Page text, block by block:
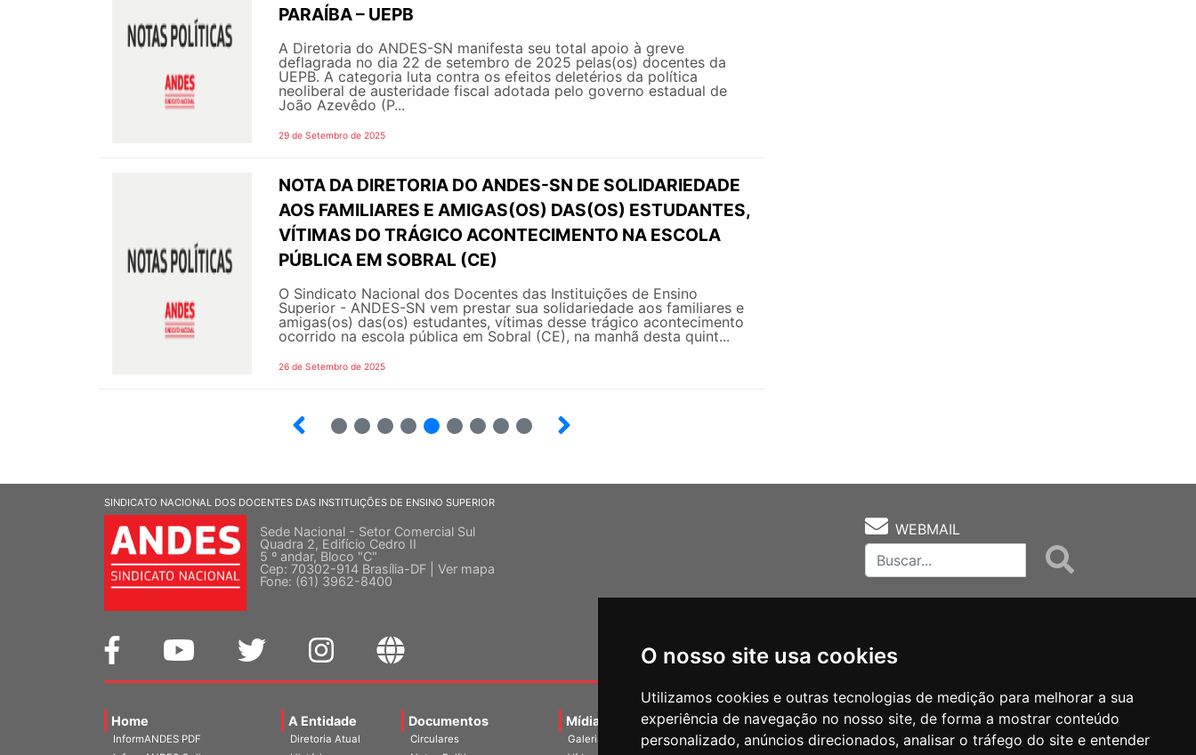
O nosso site usa cookies
Utilizamos cookies e outras tecnologias de medição para melhorar a sua
experiência de navegação no nosso site, de forma a mostrar conteúdo
personalizado, anúncios direcionados, analisar o tráfego do site e entender
PARAÍBA – UEPB
A Diretoria do ANDES-SN manifesta seu total apoio à greve
deflagrada no dia 22 de setembro de 2025 pelas(os) docentes da
UEPB. A categoria luta contra os efeitos deletérios da política
neoliberal de austeridade fiscal adotada pelo governo estadual de
João Azevêdo (P...
29 de Setembro de 2025
NOTA DA DIRETORIA DO ANDES-SN DE SOLIDARIEDADE
AOS FAMILIARES E AMIGAS(OS) DAS(OS) ESTUDANTES,
VÍTIMAS DO TRÁGICO ACONTECIMENTO NA ESCOLA
PÚBLICA EM SOBRAL (CE)
O Sindicato Nacional dos Docentes das Instituições de Ensino
Superior - ANDES-SN vem prestar sua solidariedade aos familiares e
amigas(os) das(os) estudantes, vítimas desse trágico acontecimento
ocorrido na escola pública em Sobral (CE), na manhã desta quint...
26 de Setembro de 2025
SINDICATO NACIONAL DOS DOCENTES DAS INSTITUIÇÕES DE ENSINO SUPERIOR
Sede Nacional - Setor Comercial Sul
Quadra 2, Edifício Cedro II
5 º andar, Bloco "C"
Cep: 70302-914 Brasília-DF | Ver mapa
Fone: (61) 3962-8400
WEBMAIL
Home
InformANDES PDF
A Entidade
Diretoria Atual
Documentos
Circulares
Mídias
Galerias
Agenda Notícias Notas Técnicas Fale Conocsco